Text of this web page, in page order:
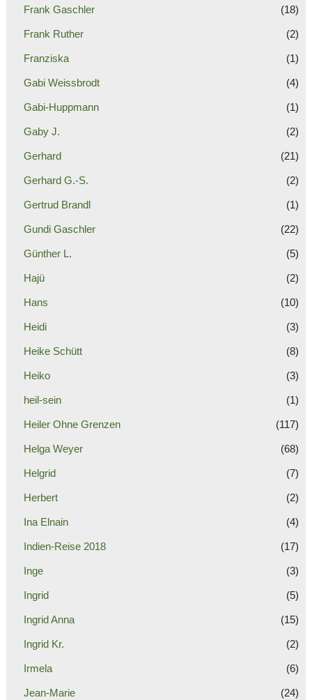
Frank Gaschler (18)
Frank Ruther (2)
Franziska (1)
Gabi Weissbrodt (4)
Gabi-Huppmann (1)
Gaby J. (2)
Gerhard (21)
Gerhard G.-S. (2)
Gertrud Brandl (1)
Gundi Gaschler (22)
Günther L. (5)
Hajü (2)
Hans (10)
Heidi (3)
Heike Schütt (8)
Heiko (3)
heil-sein (1)
Heiler Ohne Grenzen (117)
Helga Weyer (68)
Helgrid (7)
Herbert (2)
Ina Elnain (4)
Indien-Reise 2018 (17)
Inge (3)
Ingrid (5)
Ingrid Anna (15)
Ingrid Kr. (2)
Irmela (6)
Jean-Marie (24)